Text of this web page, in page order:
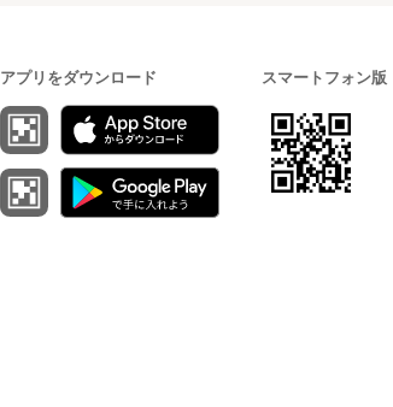
アプリをダウンロード スマートフォン版